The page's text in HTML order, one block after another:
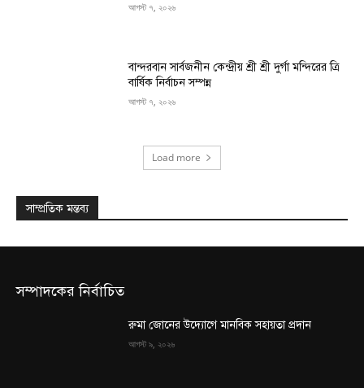
আগস্ট ৭, ২০২৬
বান্দরবান সার্বজনীন কেন্দ্রীয় শ্রী শ্রী দুর্গা মন্দিরের ত্রি
বার্ষিক নির্বাচন সম্পন্ন
আগস্ট ৭, ২০২৬
Load more
সাম্প্রতিক মন্তব্য
সম্পাদকের নির্বাচিত
রুমা জোনের উদ্যোগে মানবিক সহায়তা প্রদান
আগস্ট ৯, ২০২৬